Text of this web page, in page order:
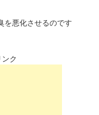
を悪化させるのです
ク